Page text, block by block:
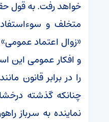
خواهد رفت. به قول
متخلف و
«زوال اعتماد
و افکار عمومی این
را در برابر قانون
چنانکه گذشته‌